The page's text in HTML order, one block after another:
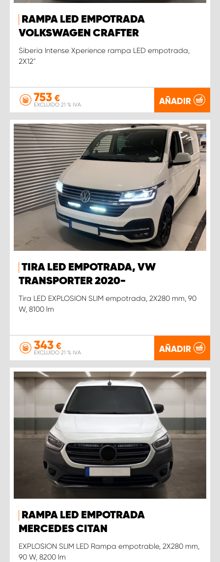
RAMPA LED EMPOTRADA
VOLKSWAGEN CRAFTER
Siberia Intense Xperience rampa LED empotrada,
2X12''
753 €
EXCLUIDO 21 % IVA AÑADIR
TIRA LED EMPOTRADA, VW
TRANSPORTER 2020-
Tira LED EXPLOSION SLIM empotrada, 2X280 mm, 90
W, 8100 lm
343 €
EXCLUIDO 21 % IVA AÑADIR
RAMPA LED EMPOTRADA
MERCEDES CITAN
EXPLOSION SLIM LED Rampa empotrable, 2X280 mm,
90 W, 8200 lm